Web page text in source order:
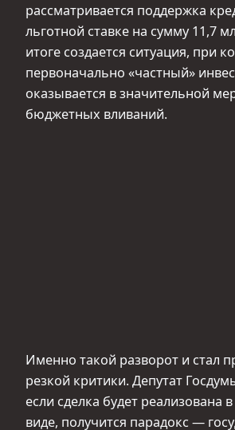
рассматривается поддержка
льготной ставке на сумму 11,7
итоге создается ситуация, при
первоначально «частный»
оказывается в значительной
бюджетных вливаний.
Именно такой разворот и стал
резкой критики. Депутат
если сделка будет реализована
виде, получится парадокс —